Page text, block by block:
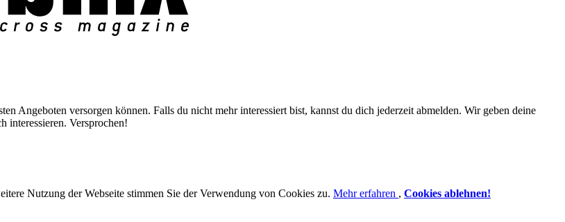
Angeboten versorgen können. Falls du nicht mehr interessiert bist, kannst du dich jederzeit abmelden. Wir geben deine
interessieren. Versprochen!
Nutzung der Webseite stimmen Sie der Verwendung von Cookies zu. Mehr erfahren , Cookies ablehnen!